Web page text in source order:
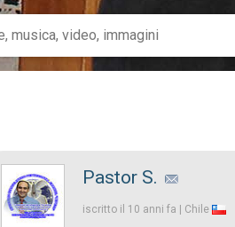
Pastor S.
iscritto il 10 anni fa | Chile